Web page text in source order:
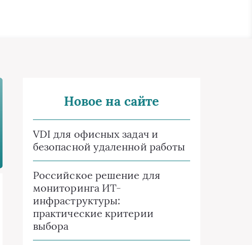
Новое на сайте
VDI для офисных задач и
безопасной удаленной работы
Российское решение для
мониторинга ИТ-
инфраструктуры:
практические критерии
выбора